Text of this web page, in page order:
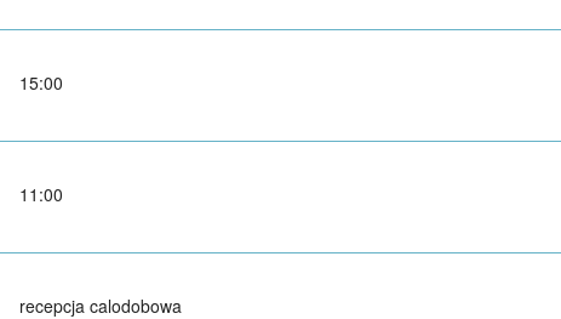
15:00
11:00
recepcja calodobowa